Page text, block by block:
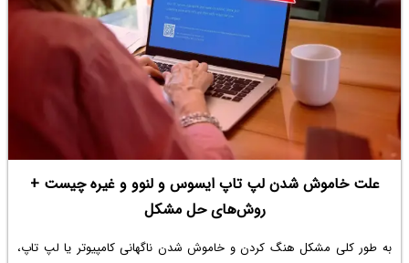
علت خاموش شدن لپ تاپ ایسوس و لنوو و غیره چیست +
روش‌های حل مشکل
به طور کلی مشکل هنگ کردن و خاموش شدن ناگهانی کامپیوتر یا لپ تاپ،